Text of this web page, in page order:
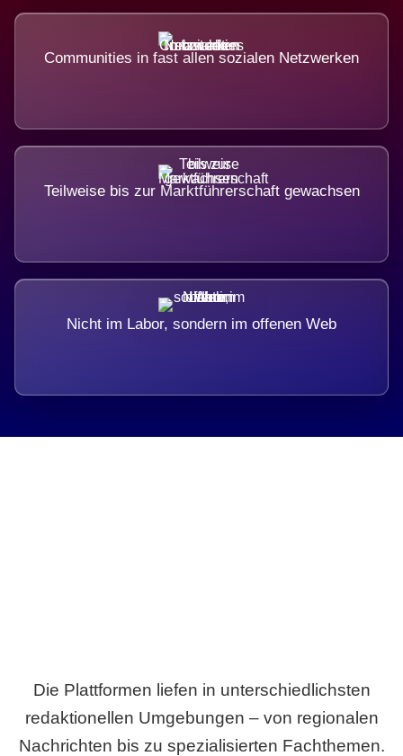
Communities in fast allen sozialen Netzwerken
Teilweise bis zur Marktführerschaft gewachsen
Nicht im Labor, sondern im offenen Web
Die Plattformen liefen in unterschiedlichsten
redaktionellen Umgebungen – von regionalen
Nachrichten bis zu spezialisierten Fachthemen.